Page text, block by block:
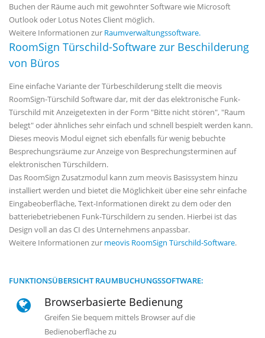
Buchen der Räume auch mit gewohnter Software wie Microsoft
Outlook oder Lotus Notes Client möglich.
Weitere Informationen zur Raumverwaltungssoftware.
RoomSign Türschild-Software zur Beschilderung
von Büros
Eine einfache Variante der Türbeschilderung stellt die meovis
RoomSign-Türschild Software dar, mit der das elektronische Funk-
Türschild mit Anzeigetexten in der Form "Bitte nicht stören", "Raum
belegt" oder ähnliches sehr einfach und schnell bespielt werden kann.
Dieses meovis Modul eignet sich ebenfalls für wenig bebuchte
Besprechungsräume zur Anzeige von Besprechungsterminen auf
elektronischen Türschildern.
Das RoomSign Zusatzmodul kann zum meovis Basissystem hinzu
installiert werden und bietet die Möglichkeit über eine sehr einfache
Eingabeoberfläche, Text-Informationen direkt zu dem oder den
batteriebetriebenen Funk-Türschildern zu senden. Hierbei ist das
Design voll an das CI des Unternehmens anpassbar.
Weitere Informationen zur meovis RoomSign Türschild-Software.
FUNKTIONSÜBERSICHT RAUMBUCHUNGSSOFTWARE:
Browserbasierte Bedienung
Greifen Sie bequem mittels Browser auf die
Bedienoberfläche zu